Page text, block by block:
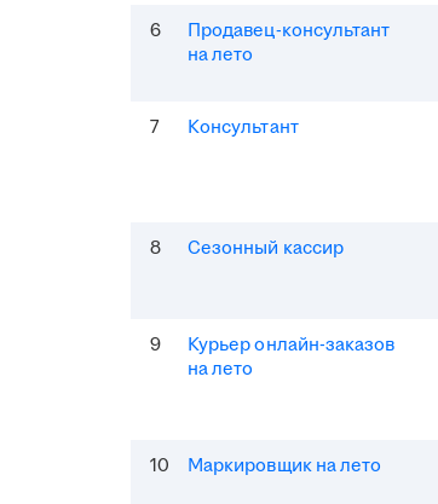
6
Продавец-консультант
на лето
7 Консультант
8 Сезонный кассир
9
Курьер онлайн-заказов
на лето
10 Маркировщик на лето